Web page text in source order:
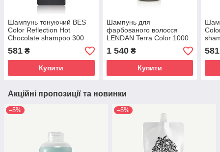
Шампунь тонуючий BES
Color Reflection Hot
Chocolate shampoo 300
мл
581 ₴
Купити
Шампунь для
фарбованого волосся
LENDAN Terra Color 1000
мл
1 540₴
Купити
581
Акційні пропозиції та новинки
–5% –5%